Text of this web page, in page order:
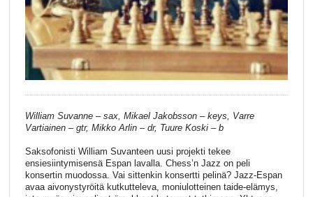
William Suvanne – sax, Mikael Jakobsson – keys, Varre
Vartiainen – gtr, Mikko Arlin – dr, Tuure Koski – b
Saksofonisti William Suvanteen uusi projekti tekee
ensiesiintymisensä Espan lavalla. Chess’n Jazz on peli
konsertin muodossa. Vai sittenkin konsertti pelinä? Jazz-Espan
avaa aivonystyröitä kutkutteleva, moniulotteinen taide-elämys,